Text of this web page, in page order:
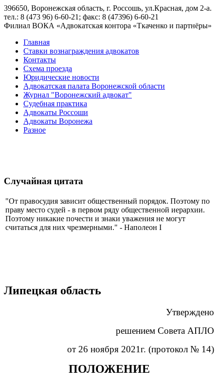
396650, Воронежская область, г. Россошь, ул.Красная, дом 2-а.
тел.: 8 (473 96) 6-60-21; факс: 8 (47396) 6-60-21
Филиал ВОКА «Адвокатская контора «Ткаченко и партнёры»
Главная
Ставки вознаграждения адвокатов
Контакты
Схема проезда
Юридические новости
Адвокатская палата Воронежской области
Журнал "Воронежский адвокат"
Судебная практика
Адвокаты Россоши
Адвокаты Воронежа
Разное
Случайная цитата
"От правосудия зависит общественный порядок. Поэтому по
праву место судей - в первом ряду общественной иерархии.
Поэтому никакие почести и знаки уважения не могут
считаться для них чрезмерными." - Наполеон I
Липецкая область
Утверждено
решением Совета АПЛО
от 26 ноября 2021г. (протокол № 14)
ПОЛОЖЕНИЕ